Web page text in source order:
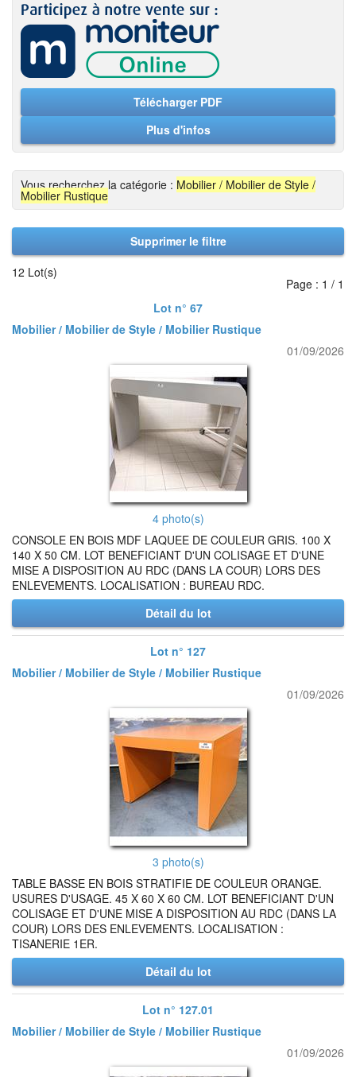
Télécharger PDF
Plus d'infos
Vous recherchez la catégorie : Mobilier / Mobilier de Style /
Mobilier Rustique
Supprimer le filtre
12 Lot(s)
Page : 1 / 1
Lot n° 67
Mobilier / Mobilier de Style / Mobilier Rustique
01/09/2026
4 photo(s)
CONSOLE EN BOIS MDF LAQUEE DE COULEUR GRIS. 100 X
140 X 50 CM. LOT BENEFICIANT D'UN COLISAGE ET D'UNE
MISE A DISPOSITION AU RDC (DANS LA COUR) LORS DES
ENLEVEMENTS. LOCALISATION : BUREAU RDC.
Détail du lot
Lot n° 127
Mobilier / Mobilier de Style / Mobilier Rustique
01/09/2026
3 photo(s)
TABLE BASSE EN BOIS STRATIFIE DE COULEUR ORANGE.
USURES D'USAGE. 45 X 60 X 60 CM. LOT BENEFICIANT D'UN
COLISAGE ET D'UNE MISE A DISPOSITION AU RDC (DANS LA
COUR) LORS DES ENLEVEMENTS. LOCALISATION :
TISANERIE 1ER.
Détail du lot
Lot n° 127.01
Mobilier / Mobilier de Style / Mobilier Rustique
01/09/2026